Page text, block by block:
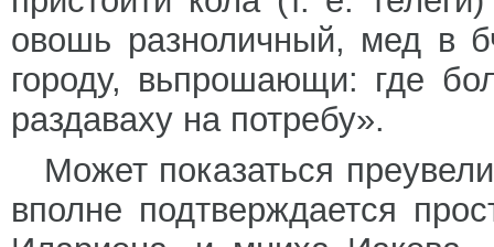
овошь разноличный, мед в
городу, вьпрошающи: где
раздаваху на потребу».
Может показаться
вполне подтверждается